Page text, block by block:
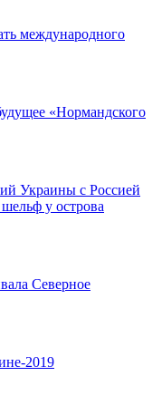
международного
«Нормандского
Украины с Россией
у острова
Северное
2019